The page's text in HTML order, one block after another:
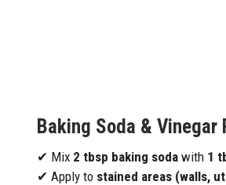
Baking Soda &
✔ Mix 2 tbsp baking soda with 1
✔ Apply to stained areas (walls,